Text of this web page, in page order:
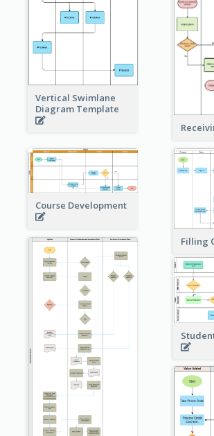
Vertical Swimlane
Diagram Template
Course Development
Filling